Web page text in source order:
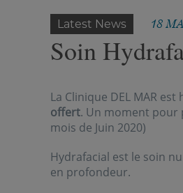
Latest News 18
Soin
La Clinique DEL MAR
offert. Un moment pour
mois de Juin 2020)
Hydrafacial est le soin
en profondeur.